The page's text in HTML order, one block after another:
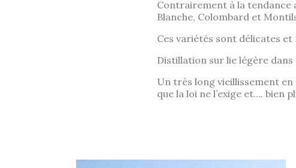
Contrairement à la tendance
Blanche, Colombard et
Ces variétés sont délicates
Distillation sur lie légère
Un très long vieillissement en
que la loi ne l’exige et…. bien